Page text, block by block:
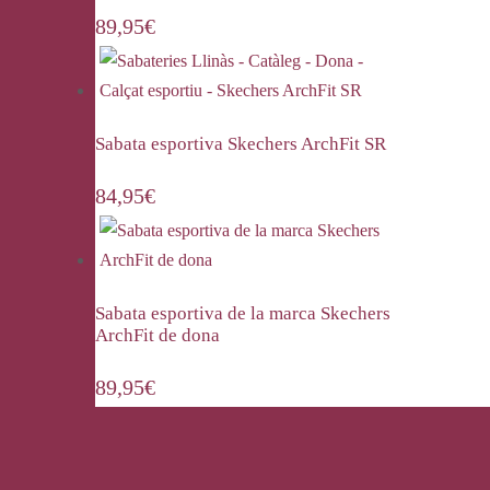
89,95€
Sabata esportiva Skechers ArchFit SR
84,95€
Sabata esportiva de la marca Skechers
ArchFit de dona
89,95€